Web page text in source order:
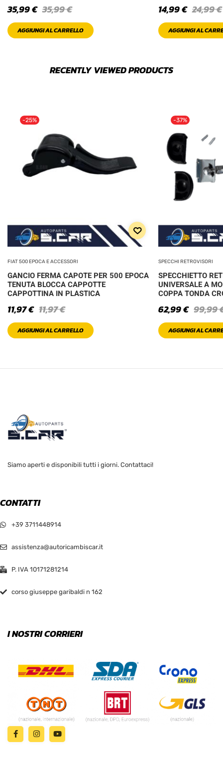
35,99€
35,99€
AGGIUNGI AL CARRELLO
24,99€
14,99€
AGGIUNGI AL
RECENTLY VIEWED PRODUCTS
-25%
FIAT 500 EPOCA E ACCESSORI
GANCIO FERMA CAPOTE PER 500 EPOCA
TENUTA BLOCCA CAPPOTTE
CAPPOTTINA IN PLASTICA
11,97€
11,97€
AGGIUNGI AL CARRELLO
-37%
SPECCHI RETROVISORI
SPECCHIETTO
UNIVERSALE A
COPPA TONDA
99,99
62,99€
AGGIUNGI AL
Siamo aperti e disponibili tutti i giorni. Contattaci!
CONTATTI
+39 3711448914
assistenza@autoricambiscar.it
P. IVA 10171281214
corso giuseppe garibaldi n 162
I NOSTRI CORRIERI